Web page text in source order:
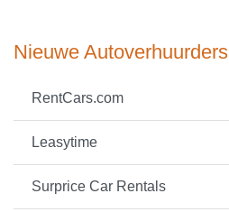
Nieuwe Autoverhuurders
RentCars.com
Leasytime
Surprice Car Rentals